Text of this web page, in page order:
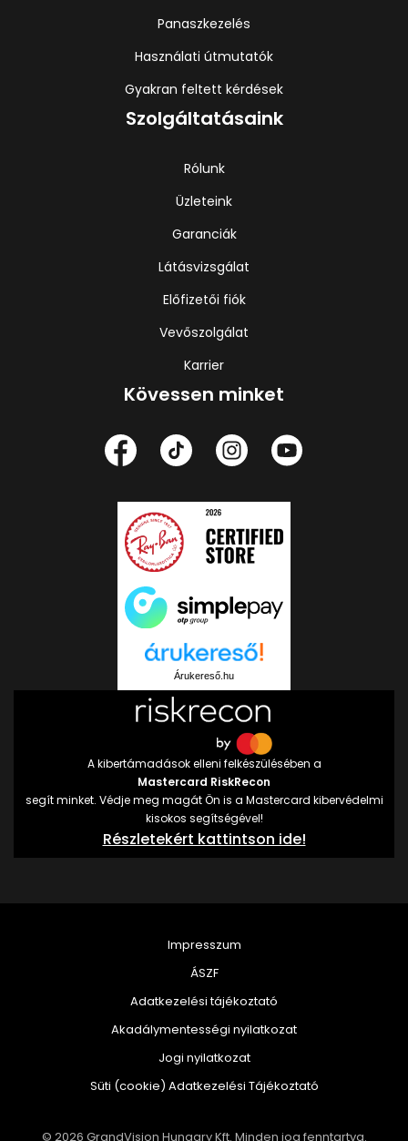
Panaszkezelés
Használati útmutatók
Gyakran feltett kérdések
Szolgáltatásaink
Rólunk
Üzleteink
Garanciák
Látásvizsgálat
Előfizetői fiók
Vevőszolgálat
Karrier
Kövessen minket
Árukereső.hu
A kibertámadások elleni felkészülésében a
Mastercard RiskRecon
segít minket. Védje meg magát Ön is a Mastercard kibervédelmi
kisokos segítségével!
Részletekért kattintson ide!
© 2026 GrandVision Hungary Kft. Minden jog fenntartva.
Impresszum
ÁSZF
Adatkezelési tájékoztató
Akadálymentességi nyilatkozat
Jogi nyilatkozat
Süti (cookie) Adatkezelési Tájékoztató